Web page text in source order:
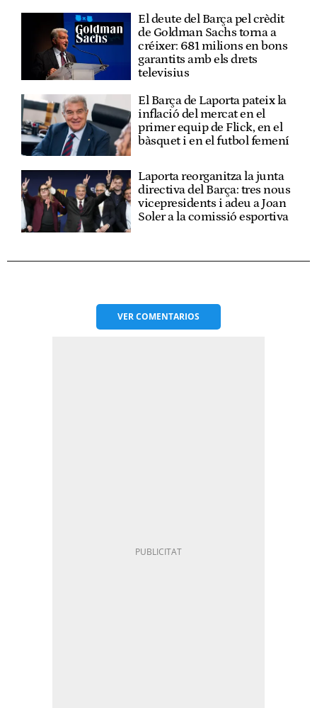
El deute del Barça pel crèdit
de Goldman Sachs torna a
créixer: 681 milions en bons
garantits amb els drets
televisius
El Barça de Laporta pateix la
inflació del mercat en el
primer equip de Flick, en el
bàsquet i en el futbol femení
Laporta reorganitza la junta
directiva del Barça: tres nous
vicepresidents i adeu a Joan
Soler a la comissió esportiva
VERCOMENTARIOS